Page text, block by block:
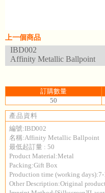
上一個商品
IBD002
Affinity Metallic Ballpoint
訂購數量
50
產品資料
編號:IBD002
名稱:Affinity Metallic Ballpoint
最低起訂量 : 50
Product Material:Metal
Packing:Gift Box
Production time (working days):7-
Other Description:Original